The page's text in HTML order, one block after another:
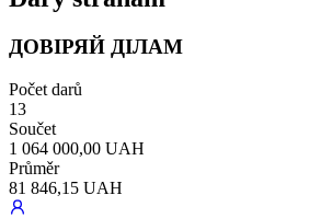
ДОВІРЯЙ ДІЛАМ
Počet darů
13
Součet
1 064 000,00 UAH
Průměr
81 846,15 UAH